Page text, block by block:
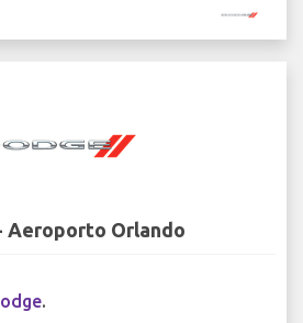
Aeroporto Orlando
.